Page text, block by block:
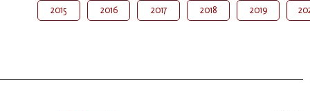
2015 2016 2017 2018 2019